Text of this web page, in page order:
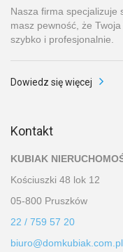
Nasza firma specjalizuje
masz pewność, że
szybko i profesjonalnie.
Dowiedz się więcej
Kontakt
KUBIAK
Kościuszki 48 lok 12
05-800 Pruszków
22 / 759 57 20
biuro@domkubiak.com.pl